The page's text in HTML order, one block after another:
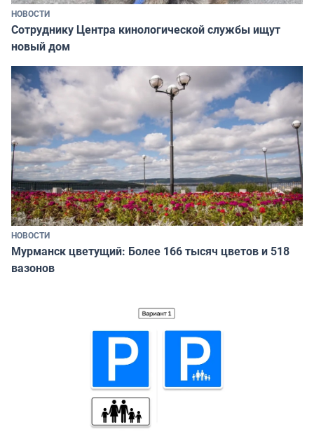
НОВОСТИ
Сотруднику Центра кинологической службы ищут
новый дом
НОВОСТИ
Мурманск цветущий: Более 166 тысяч цветов и 518
вазонов